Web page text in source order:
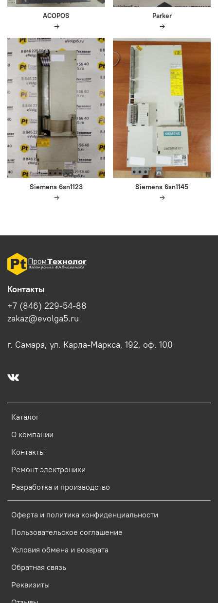
ACOPOS Parker
Siemens 6sn1123 Siemens 6sn1145
Каталог
О компании
Контакты
Ремонт электроники
Разработка и производство
Оферта и политика конфиденциальности
Пользовательское соглашение
Условия обмена и возврата
Обратная связь
Реквизиты
Контакты
+7 (846) 229-54-88
zakaz@evolga5.ru
г. Самара, ул. Карла-Маркса, 192, оф. 100